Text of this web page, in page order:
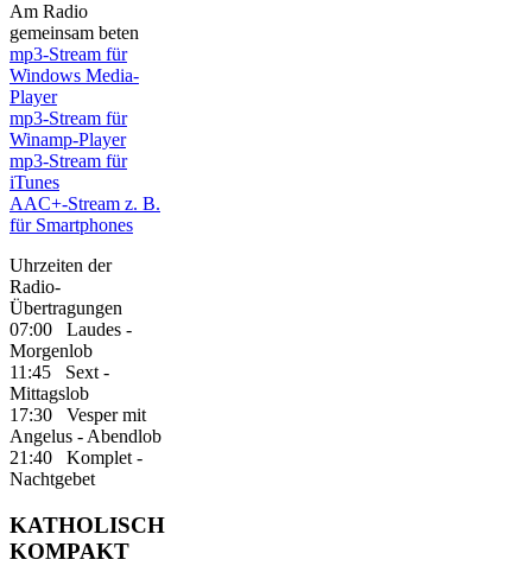
Am Radio
gemeinsam beten
mp3-Stream für
Windows Media-
Player
mp3-Stream für
Winamp-Player
mp3-Stream für
iTunes
AAC+-Stream z. B.
für Smartphones
Uhrzeiten der
Radio-
Übertragungen
07:00 Laudes -
Morgenlob
11:45 Sext -
Mittagslob
17:30 Vesper mit
Angelus - Abendlob
21:40 Komplet -
Nachtgebet
KATHOLISCH
KOMPAKT